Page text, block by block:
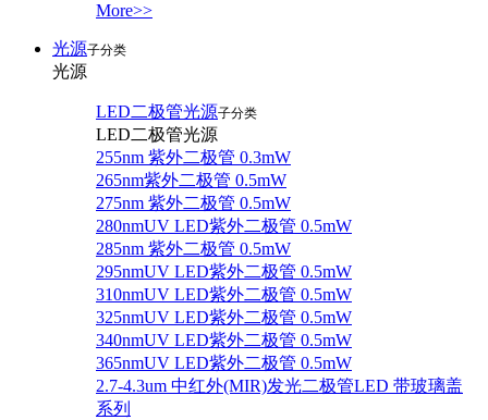
More>>
光源子分类
光源
LED二极管光源子分类
LED二极管光源
255nm 紫外二极管 0.3mW
265nm紫外二极管 0.5mW
275nm 紫外二极管 0.5mW
280nmUV LED紫外二极管 0.5mW
285nm 紫外二极管 0.5mW
295nmUV LED紫外二极管 0.5mW
310nmUV LED紫外二极管 0.5mW
325nmUV LED紫外二极管 0.5mW
340nmUV LED紫外二极管 0.5mW
365nmUV LED紫外二极管 0.5mW
2.7-4.3um 中红外(MIR)发光二极管LED 带玻璃盖
系列